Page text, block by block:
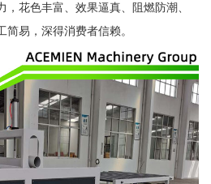
花色丰富、效果逼真、阻燃防潮、
易，深得消费者信赖。